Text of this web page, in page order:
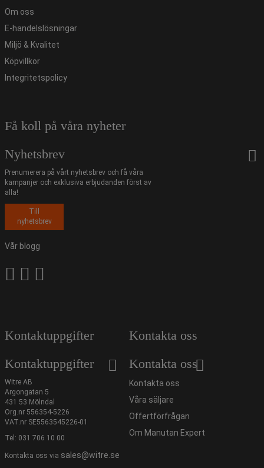
Om oss
E-handelslösningar
Miljö & Kvalitet
Köpvillkor
Integritetspolicy
Få koll på våra nyheter
Nyhetsbrev
Prenumerera på vårt nyhetsbrev och få våra
kampanjer och exklusiva erbjudanden först av
alla!
Till
nyhetsbrev
Vår blogg
Kontaktuppgifter
Kontaktuppgifter
Witre AB
Argongatan 5
431 53 Mölndal
Org.nr 556354-5226
VAT.nr SE5563545226-01
Tel: 031 706 10 00
Kontakta oss via sales@witre.se
Kontakta oss
Kontakta oss
Kontakta oss
Våra säljare
Offertförfrågan
Om Manutan Expert